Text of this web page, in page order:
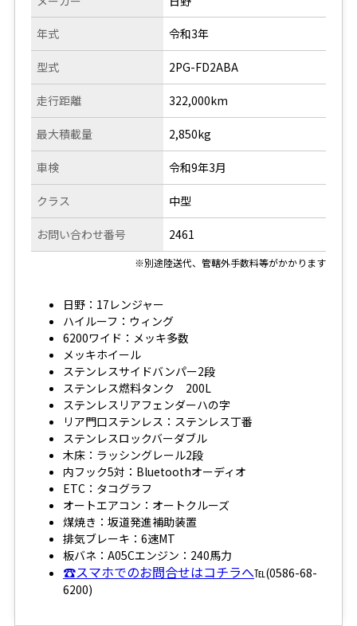
年式
型式
走行距離
令和3年
2PG-FD2ABA
322,000km
最大積載量
車検
クラス
お問い合わせ番号
2,850kg
令和9年3月
中型
2461
※別途陸送代、管轄外手数料等がかかります
日野：17レンジャー
ハイルーフ：ウィング
6200ワイド：メッキ多数
メッキホイール
ステンレスサイドバンパー2段
ステンレス燃料タンク 200L
ステンレスリアフェンダーハの字
リア門口ステンレス：ステンレス丁番
ステンレスロックバーダブル
木床：ラッシングレール2段
内フック5対：Bluetoothオーディオ
ETC：タコグラフ
オートエアコン：オートクルーズ
煤焼き：坂道発進補助装置
排気ブレーキ：6速MT
板バネ：A05Cエンジン：240馬力
☎スマホでのお問合せはコチラへ℡(0586-68-
6200)